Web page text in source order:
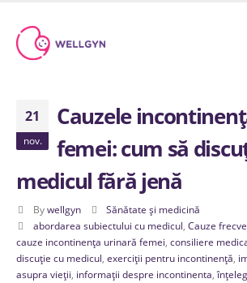
21
nov.
Cauzele
femei: cum să
medicul fără jenă
By wellgyn
Sănătate și medicină
abordarea subiectului cu medicul Cauze
cauze incontinența urinară femei consiliere
discuție cu medicul exerciții pentru incontinență
asupra vieții informații despre incontinenta ,